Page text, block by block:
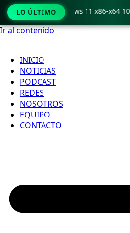
Ir al contenido
INICIO
NOTICIAS
PODCAST
REDES
NOSOTROS
EQUIPO
CONTACTO
LO ÚLTIMO
Crack only Windows 11 x86-x64